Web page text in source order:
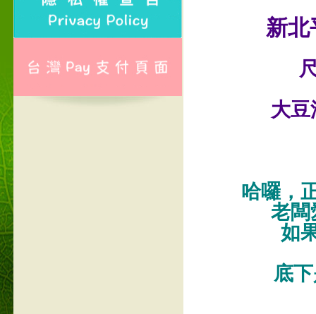
新北
大
哈囉，
老闆
如
底